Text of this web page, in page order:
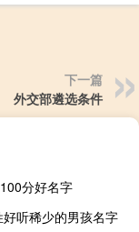
下一篇
外交部遴选条件
分好名字
听稀少的男孩名字